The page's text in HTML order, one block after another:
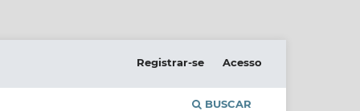
BUSCAR
Registrar-se Acesso